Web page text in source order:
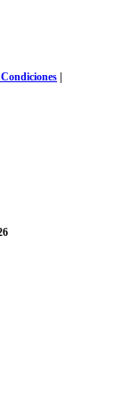
|